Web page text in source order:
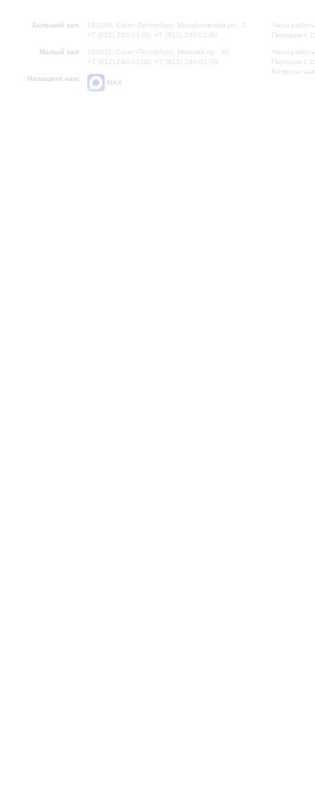
Большой зал:
191186, Санкт-Петербург, Михайловская ул., 2
+7 (812) 240-01-00, +7 (812) 240-01-80
Малый зал:
191011, Санкт-Петербург, Невский пр., 30
+7 (812) 240-01-00, +7 (812) 240-01-70
Напишите нам:
MAX
Часы
Перерыв с
Часы
Перерыв с
Вопросы